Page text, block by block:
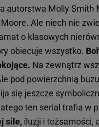
autorstwa Molly
Ale niech nie
o klasowych
obiecuje wszystko.
Na zewnątrz
pod powierzchnią
się jeszcze
ten serial trafia w
sile, iluzji i tożsamości,